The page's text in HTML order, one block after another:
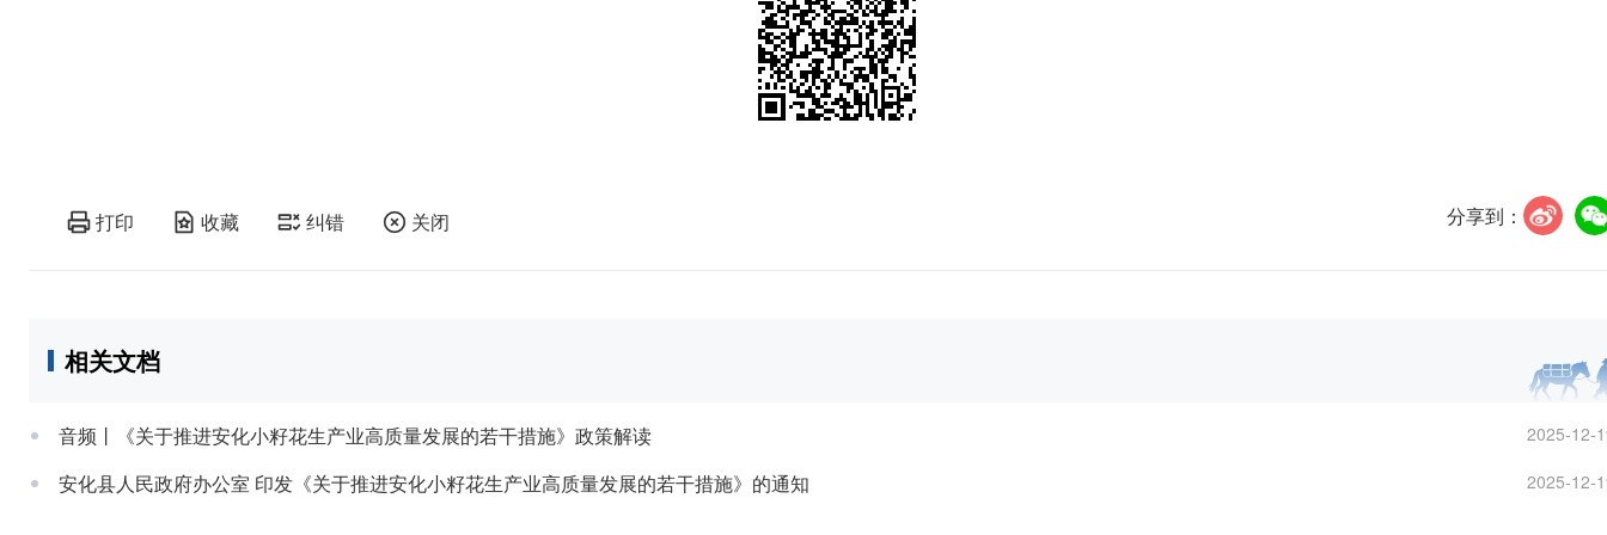
打印 收藏 纠错 关闭 分享到：
相关文档
音频丨《关于推进安化小籽花生产业高质量发展的若干措施》政策解读 2025-12-
安化县人民政府办公室 印发《关于推进安化小籽花生产业高质量发展的若干措施》的通知 2025-12-